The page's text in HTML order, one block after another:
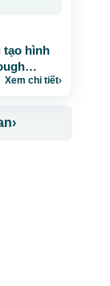
tạo hình
Xem chi tiết›
›